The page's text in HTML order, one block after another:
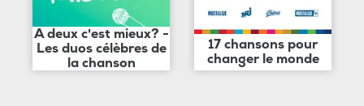
A deux c'est mieux? -
Les duos célèbres de
la chanson
17 chansons pour
changer le monde